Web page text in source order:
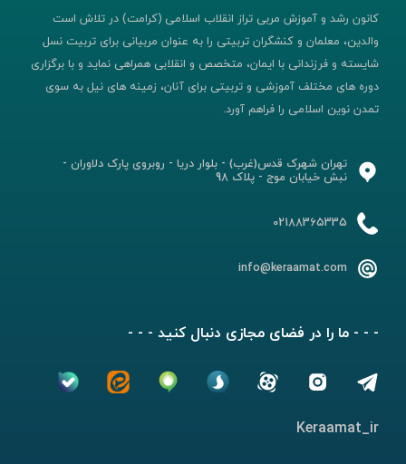
کانون رشد و آموزش مربی تراز انقلاب اسلامی (کرامت) در تلاش است
والدین، معلمان و کنشگران تربیتی را به عنوان مربیانی برای تربیت نسل
شایسته و فرزندانی با ایمان، متخصص و انقلابی همراهی نماید و با برگزاری
دوره های مختلف آموزشی و تربیتی برای آنان، زمینه های نیل به سوی
تمدن نوین اسلامی را فراهم آورد.
تهران شهرک قدس(غرب) - بلوار دریا - روبروی پارک دلاوران -
نبش خیابان موج - پلاک 98
02188365335
info@keraamat.com
- - - ما را در فضای مجازی دنبال کنید - - -
Keraamat_ir